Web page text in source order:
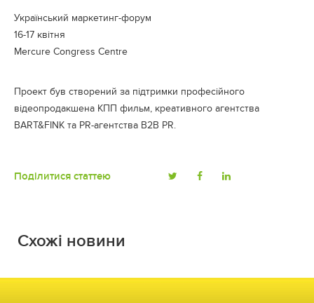
Український маркетинг-форум
16-17 квітня
Mercure Congress Centre
Проект був створений за підтримки професійного
відеопродакшена КПП фильм, креативного агентства
BART&FINK та PR-агентства B2B PR.
Поділитися статтею
Схожі новини